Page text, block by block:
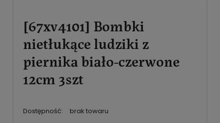
[67xv4101] Bombki
nietłukące ludziki z
piernika biało-czerwone
12cm 3szt
Dostępność: brak towaru